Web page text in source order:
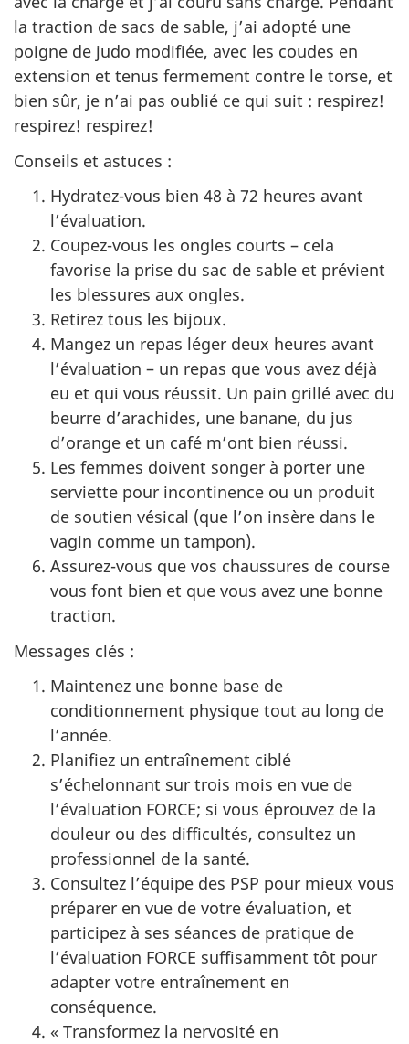
la traction de sacs de sable, j’ai adopté une
poigne de judo modifiée, avec les coudes en
extension et tenus fermement contre le torse, et
bien sûr, je n’ai pas oublié ce qui suit : respirez!
respirez! respirez!
Conseils et astuces :
Hydratez-vous bien 48 à 72 heures avant
l’évaluation.
Coupez-vous les ongles courts – cela
favorise la prise du sac de sable et prévient
les blessures aux ongles.
Retirez tous les bijoux.
Mangez un repas léger deux heures avant
l’évaluation – un repas que vous avez déjà
eu et qui vous réussit. Un pain grillé avec du
beurre d’arachides, une banane, du jus
d’orange et un café m’ont bien réussi.
Les femmes doivent songer à porter une
serviette pour incontinence ou un produit
de soutien vésical (que l’on insère dans le
vagin comme un tampon).
Assurez-vous que vos chaussures de course
vous font bien et que vous avez une bonne
traction.
Messages clés :
Maintenez une bonne base de
conditionnement physique tout au long de
l’année.
Planifiez un entraînement ciblé
s’échelonnant sur trois mois en vue de
l’évaluation FORCE; si vous éprouvez de la
douleur ou des difficultés, consultez un
professionnel de la santé.
Consultez l’équipe des PSP pour mieux vous
préparer en vue de votre évaluation, et
participez à ses séances de pratique de
l’évaluation FORCE suffisamment tôt pour
adapter votre entraînement en
conséquence.
« Transformez la nervosité en